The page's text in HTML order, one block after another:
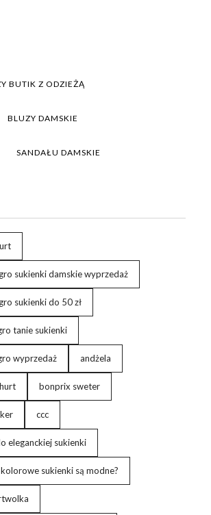
BUTIK Z ODZIEŻĄ
BLUZY DAMSKIE
SANDAŁU DAMSKIE
sukienki damskie wyprzedaż
sukienki do 50 zł
tanie sukienki
wyprzedaż andżela
bonprix sweter
ccc
eleganckiej sukienki
sukienki są modne?